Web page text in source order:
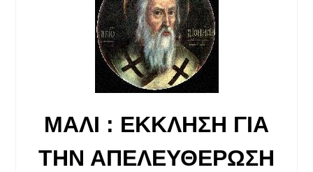
ΜΑΛΙ : ΕΚΚΛΗΣΗ ΓΙΑ
ΤΗΝ ΑΠΕΛΕΥΘΕΡΩΣΗ